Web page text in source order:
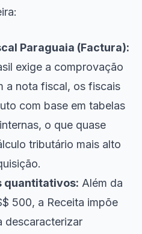
Paraguaia (Factura):
exige a comprovação
a nota fiscal, os fiscais
com base em tabelas
o que quase
tributário mais alto
quantitativos: Além da
500, a Receita impõe
descaracterizar